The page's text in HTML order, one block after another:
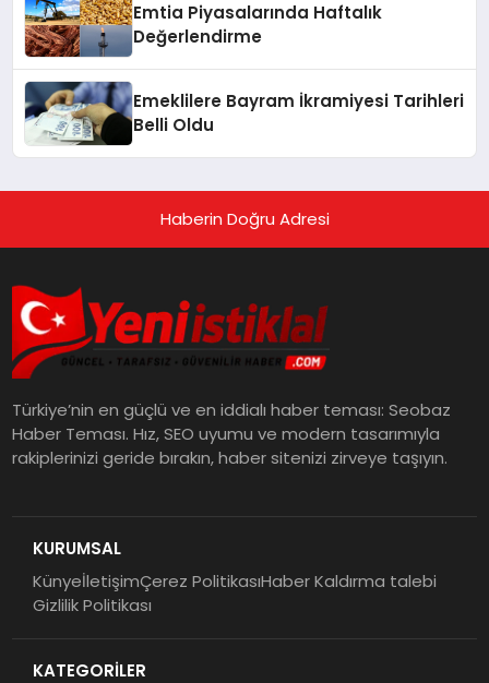
Emtia Piyasalarında Haftalık
Değerlendirme
Emeklilere Bayram İkramiyesi Tarihleri
Belli Oldu
Haberin Doğru Adresi
Türkiye’nin en güçlü ve en iddialı haber teması: Seobaz
Haber Teması. Hız, SEO uyumu ve modern tasarımıyla
rakiplerinizi geride bırakın, haber sitenizi zirveye taşıyın.
KURUMSAL
KünyeİletişimÇerez PolitikasıHaber Kaldırma talebi
Gizlilik Politikası
KATEGORİLER